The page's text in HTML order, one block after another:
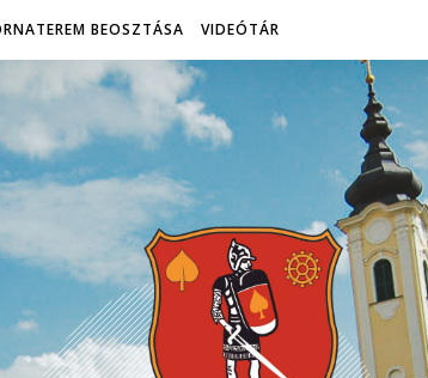
BEOSZTÁSA VIDEÓTÁR